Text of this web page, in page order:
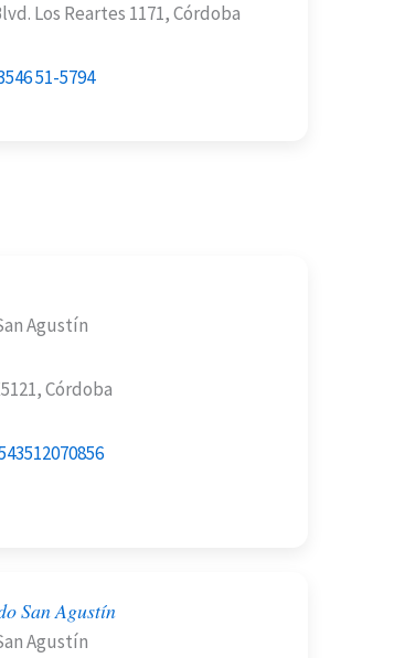
Los Reartes 1171, Córdoba
51-5794
Agustín
Córdoba
San Agustín
Agustín